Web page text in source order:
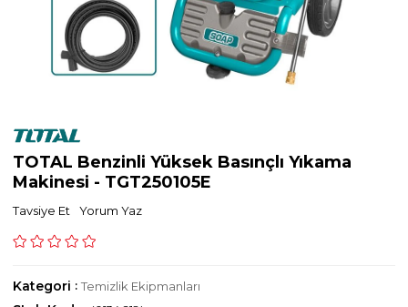
TOTAL Benzinli Yüksek Basınçlı Yıkama
Makinesi - TGT250105E
Tavsiye Et Yorum Yaz
Kategori : Temizlik Ekipmanları